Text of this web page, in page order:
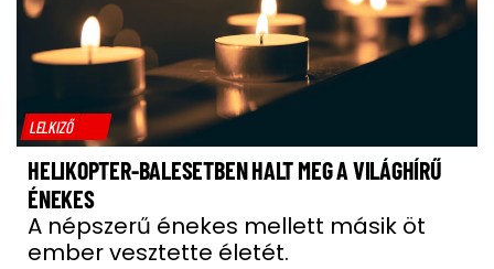
LELKIZŐ
HELIKOPTER-BALESETBEN HALT MEG A VILÁGHÍRŰ
ÉNEKES
A népszerű énekes mellett másik öt
ember vesztette életét.